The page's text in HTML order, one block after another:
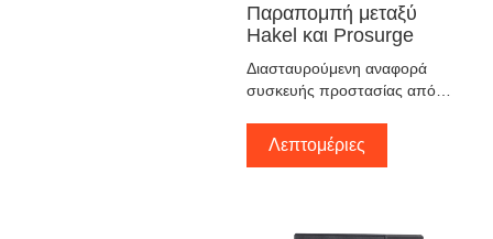
Παραπομπή μεταξύ
Hakel και Prosurge
Διασταυρούμενη αναφορά
συσκευής προστασίας από
Prosurge
Λεπτομέριες